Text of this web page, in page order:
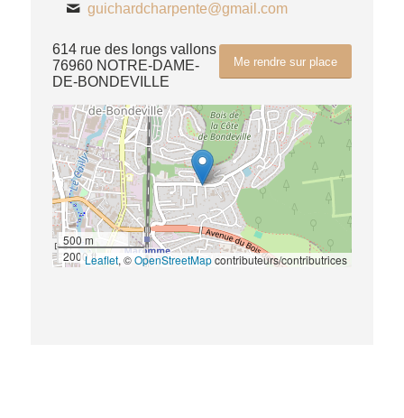
guichardcharpente@gmail.com
Me rendre sur place
614 rue des longs vallons
76960 NOTRE-DAME-
DE-BONDEVILLE
500 m
2000 ftLeaflet, ©OpenStreetMapcontributeurs/contributrices